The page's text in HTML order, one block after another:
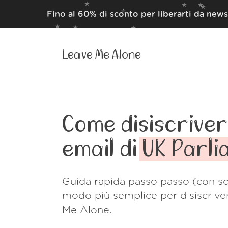
Fino al 60% di sconto per liberarti da
Leave Me Alone
Come
email di UK
Guida rapida passo passo (con
modo più semplice per
Me Alone.